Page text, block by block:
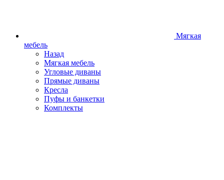
Мягкая
мебель
Назад
Мягкая мебель
Угловые диваны
Прямые диваны
Кресла
Пуфы и банкетки
Комплекты